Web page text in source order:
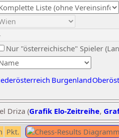
Nur "österreichische" Spieler
Burgenland
Driza (Grafik Elo-Zeitreihe,
Pkt.